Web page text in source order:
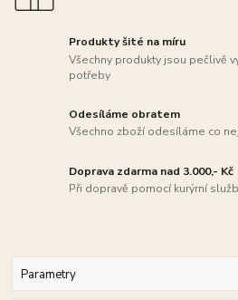
Produkty šité na míru
Všechny produkty jsou pečlivě
potřeby
Odesíláme obratem
Všechno zboží odesíláme co
Doprava zdarma nad 3.000,- Kč
Při dopravě pomocí kurýrní
Parametry